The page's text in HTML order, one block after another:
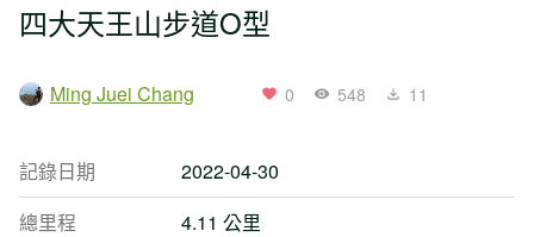
四大天王山步道O型
Ming Juei Chang 0 548 11
記錄日期
2022-04-30
總里程
4.11 公里